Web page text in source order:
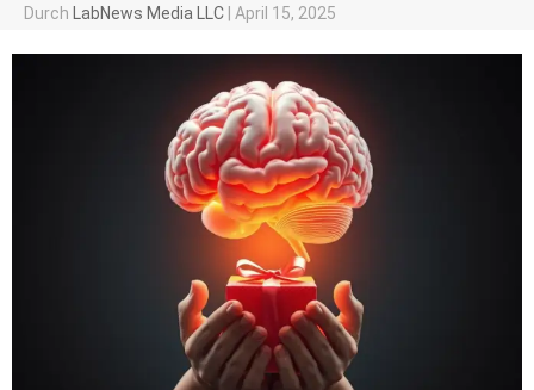
Durch LabNews Media LLC April 15, 2025